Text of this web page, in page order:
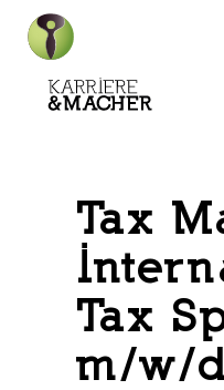
Skip
content
Tax
Tax
m/w/